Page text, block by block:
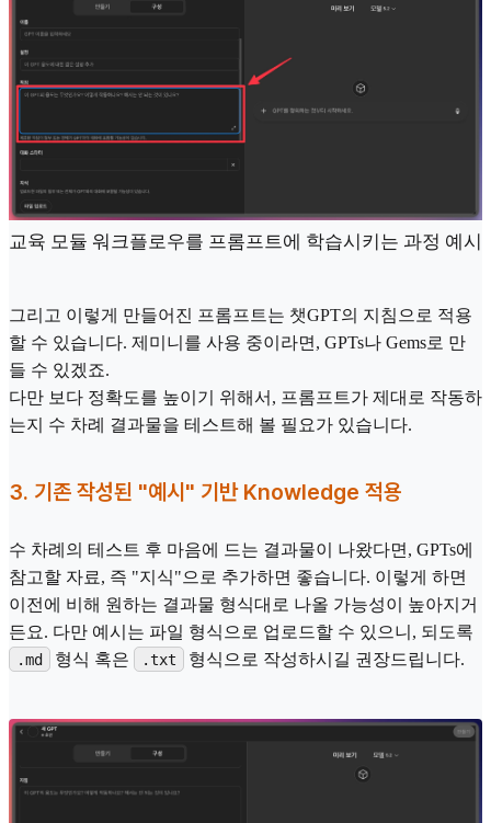
교육 모듈 워크플로우를 프롬프트에 학습시키는 과정 예시
그리고 이렇게 만들어진 프롬프트는 챗GPT의 지침으로 적용
할 수 있습니다. 제미니를 사용 중이라면, GPTs나 Gems로 만
들 수 있겠죠.
다만 보다 정확도를 높이기 위해서, 프롬프트가 제대로 작동하
는지 수 차례 결과물을 테스트해 볼 필요가 있습니다.
3. 기존 작성된 "예시" 기반 Knowledge 적용
수 차례의 테스트 후 마음에 드는 결과물이 나왔다면, GPTs에
참고할 자료, 즉 "지식"으로 추가하면 좋습니다. 이렇게 하면
이전에 비해 원하는 결과물 형식대로 나올 가능성이 높아지거
든요. 다만 예시는 파일 형식으로 업로드할 수 있으니, 되도록
.md 형식 혹은 .txt 형식으로 작성하시길 권장드립니다.